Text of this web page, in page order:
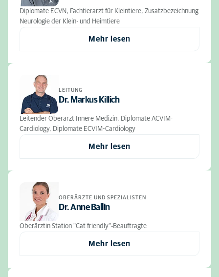
Diplomate ECVN, Fachtierarzt für Kleintiere, Zusatzbezeichnung
Neurologie der Klein- und Heimtiere
Mehr lesen
LEITUNG
Dr. Markus Killich
Leitender Oberarzt Innere Medizin, Diplomate ACVIM-
Cardiology, Diplomate ECVIM-Cardiology
Mehr lesen
OBERÄRZTE UND SPEZIALISTEN
Dr. Anne Ballin
Oberärztin Station "Cat friendly"-Beauftragte
Mehr lesen